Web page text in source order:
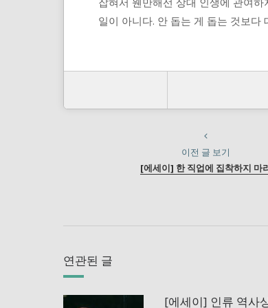
일이 아니다. 안 돕는 게 돕는 것보다
이전 글 보기
[에세이] 한 직업에 집착하지 마
연관된 글
[에세이] 인류 역사